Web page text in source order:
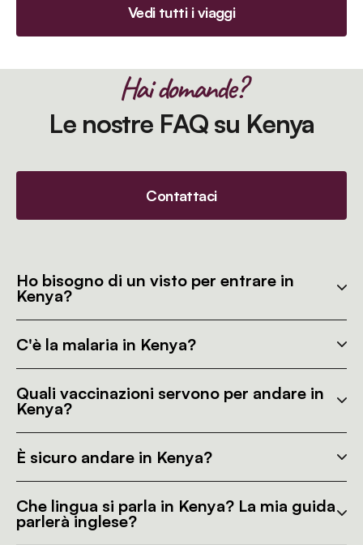
Vedi tutti i viaggi
Hai domande?
Le nostre FAQ su Kenya
Contattaci
Ho bisogno di un visto per entrare in
Kenya?
C'è la malaria in Kenya?
Quali vaccinazioni servono per andare in
Kenya?
È sicuro andare in Kenya?
Che lingua si parla in Kenya? La mia guida
parlerà inglese?